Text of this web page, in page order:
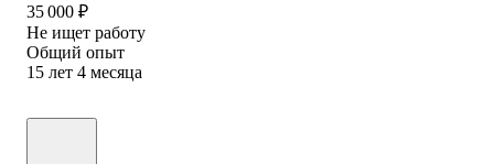
35 000 ₽
Не ищет работу
Общий опыт
15 лет 4 месяца